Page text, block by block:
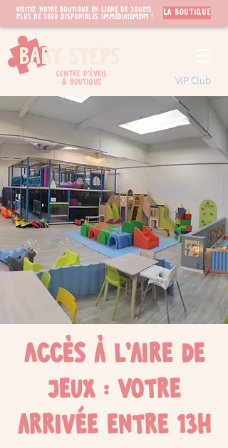
Visitez notre boutique en ligne de jouets.
PLUS de 3000 disponibles immédiatement !
LA BOUTIQUE
VIP Club
Accès à l'aire de
jeux : Votre
arrivée entre 13h